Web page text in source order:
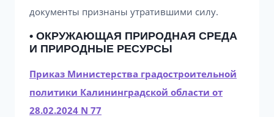
документы признаны утратившими силу.
• ОКРУЖАЮЩАЯ ПРИРОДНАЯ СРЕДА
И ПРИРОДНЫЕ РЕСУРСЫ
Приказ Министерства градостроительной
политики Калининградской области от
28.02.2024 N 77